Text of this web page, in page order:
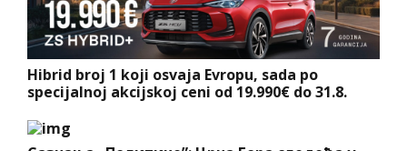
Hibrid broj 1 koji osvaja Evropu, sada po
specijalnoj akcijskoj ceni od 19.990€ do 31.8.